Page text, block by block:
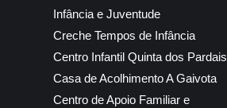
Infância e Juventude
Creche Tempos de Infância
Centro Infantil Quinta dos Pardais
Casa de Acolhimento A Gaivota
Centro de Apoio Familiar e